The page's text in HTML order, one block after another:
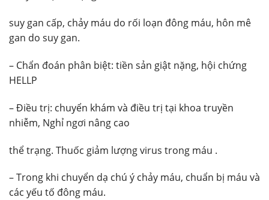
suy gan cấp, chảy máu do rối loạn đông máu, hôn mê
gan do suy gan.
– Chẩn đoán phân biệt: tiền sản giật nặng, hội chứng
HELLP
– Điều trị: chuyển khám và điều trị tại khoa truyền
nhiễm, Nghỉ ngơi nâng cao
thể trạng. Thuốc giảm lượng virus trong máu .
– Trong khi chuyển dạ chú ý chảy máu, chuẩn bị máu và
các yếu tố đông máu.